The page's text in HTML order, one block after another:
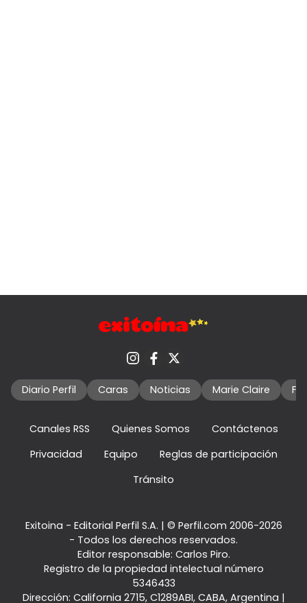
Diario Perfil Caras Noticias Marie Claire
Canales RSS Quienes Somos
Contáctenos
Privacidad
Equipo
Reglas de participación
Tránsito
Exitoina - Editorial Perfil S.A. | © Perfil.com 2006-2026
- Todos los derechos reservados.
Editor responsable: Carlos Piro.
Registro de la propiedad intelectual número
5346433
Dirección: California 2715, C1289ABI, CABA, Argentina |